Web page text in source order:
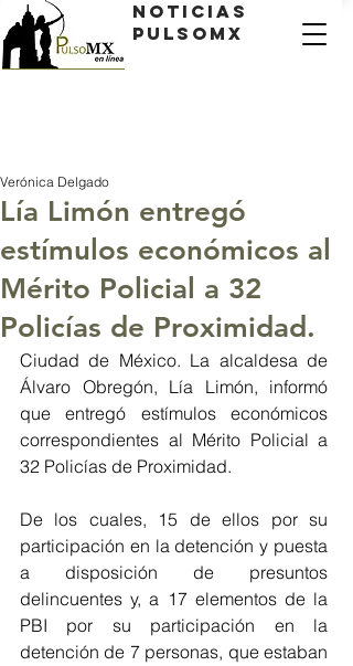
Noticias
PulsoMX
Lía Limón entregó
estímulos económicos al
Mérito Policial a 32
Policías de Proximidad.
Verónica Delgado
Ciudad de México. La alcaldesa de
Álvaro Obregón, Lía Limón, informó
que entregó estímulos económicos
correspondientes al Mérito Policial a
32 Policías de Proximidad.
De los cuales, 15 de ellos por su
participación en la detención y puesta
a disposición de presuntos
delincuentes y, a 17 elementos de la
PBI por su participación en la
detención de 7 personas, que estaban